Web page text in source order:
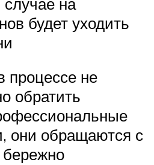
будет уходить
процессе не
обратить
они обращаются с